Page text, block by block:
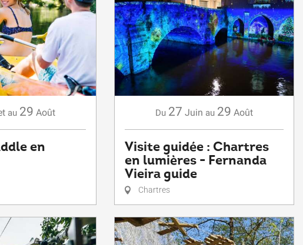
au 29 Août
en
Du 27 Juin au 29 Août
Visite guidée : Chartres
en lumières - Fernanda
Vieira guide
Chartres